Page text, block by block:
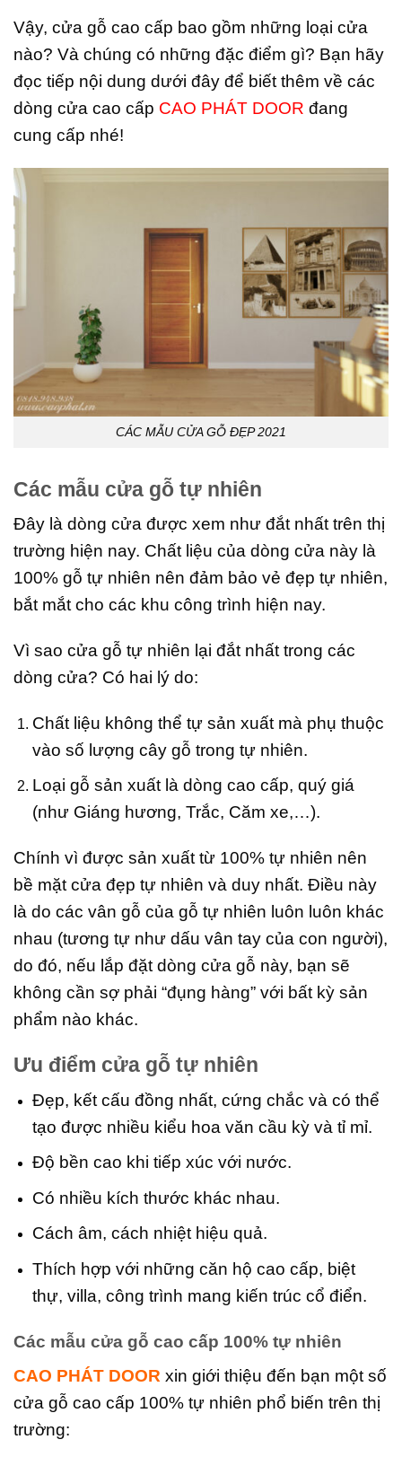
Vậy, cửa gỗ cao cấp bao gồm những loại cửa
nào? Và chúng có những đặc điểm gì? Bạn hãy
đọc tiếp nội dung dưới đây để biết thêm về các
dòng cửa cao cấp CAO PHÁT DOOR đang
cung cấp nhé!
CÁC MẪU CỬA GỖ ĐẸP 2021
Các mẫu cửa gỗ tự nhiên
Đây là dòng cửa được xem như đắt nhất trên thị
trường hiện nay. Chất liệu của dòng cửa này là
100% gỗ tự nhiên nên đảm bảo vẻ đẹp tự nhiên,
bắt mắt cho các khu công trình hiện nay.
Vì sao cửa gỗ tự nhiên lại đắt nhất trong các
dòng cửa? Có hai lý do:
Chất liệu không thể tự sản xuất mà phụ thuộc
vào số lượng cây gỗ trong tự nhiên.
Loại gỗ sản xuất là dòng cao cấp, quý giá
(như Giáng hương, Trắc, Căm xe,…).
Chính vì được sản xuất từ 100% tự nhiên nên
bề mặt cửa đẹp tự nhiên và duy nhất. Điều này
là do các vân gỗ của gỗ tự nhiên luôn luôn khác
nhau (tương tự như dấu vân tay của con người),
do đó, nếu lắp đặt dòng cửa gỗ này, bạn sẽ
không cần sợ phải “đụng hàng” với bất kỳ sản
phẩm nào khác.
Ưu điểm cửa gỗ tự nhiên
Đẹp, kết cấu đồng nhất, cứng chắc và có thể
tạo được nhiều kiểu hoa văn cầu kỳ và tỉ mỉ.
Độ bền cao khi tiếp xúc với nước.
Có nhiều kích thước khác nhau.
Cách âm, cách nhiệt hiệu quả.
Thích hợp với những căn hộ cao cấp, biệt
thự, villa, công trình mang kiến trúc cổ điển.
Các mẫu cửa gỗ cao cấp 100% tự nhiên
CAO PHÁT DOOR xin giới thiệu đến bạn một số
cửa gỗ cao cấp 100% tự nhiên phổ biến trên thị
trường: